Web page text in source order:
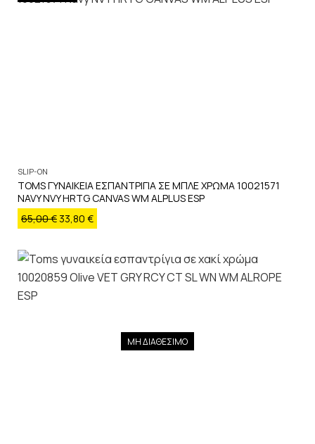
SLIP-ON
TOMS ΓΥΝΑΙΚΕΙΑ ΕΣΠΑΝΤΡΙΓΙΑ ΣΕ ΜΠΛΕ ΧΡΩΜΑ 10021571
NAVY NVY HRTG CANVAS WM ALPLUS ESP
65,00€ 33,80 €
ΜΗ ΔΙΑΘΕΣΙΜΟ